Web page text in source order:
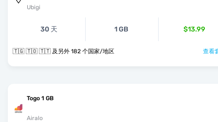
Ubigi
30 天 1 GB $13.99
🇹🇬 🇹🇴 🇹🇹 及另外 182 个国家/地区 查看
Togo 1 GB
Airalo